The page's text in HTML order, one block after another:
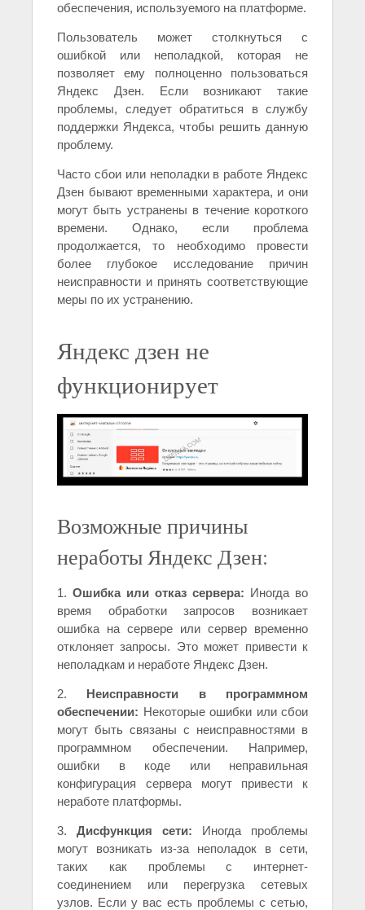
обеспечения, используемого на платформе.
Пользователь может столкнуться с
ошибкой или неполадкой, которая не
позволяет ему полноценно пользоваться
Яндекс Дзен. Если возникают такие
проблемы, следует обратиться в службу
поддержки Яндекса, чтобы решить данную
проблему.
Часто сбои или неполадки в работе Яндекс
Дзен бывают временными характера, и они
могут быть устранены в течение короткого
времени. Однако, если проблема
продолжается, то необходимо провести
более глубокое исследование причин
неисправности и принять соответствующие
меры по их устранению.
Яндекс дзен не
функционирует
Возможные причины
неработы Яндекс Дзен:
1. Ошибка или отказ сервера: Иногда во
время обработки запросов возникает
ошибка на сервере или сервер временно
отклоняет запросы. Это может привести к
неполадкам и неработе Яндекс Дзен.
2. Неисправности в программном
обеспечении: Некоторые ошибки или сбои
могут быть связаны с неисправностями в
программном обеспечении. Например,
ошибки в коде или неправильная
конфигурация сервера могут привести к
неработе платформы.
3. Дисфункция сети: Иногда проблемы
могут возникать из-за неполадок в сети,
таких как проблемы с интернет-
соединением или перегрузка сетевых
узлов. Если у вас есть проблемы с сетью,